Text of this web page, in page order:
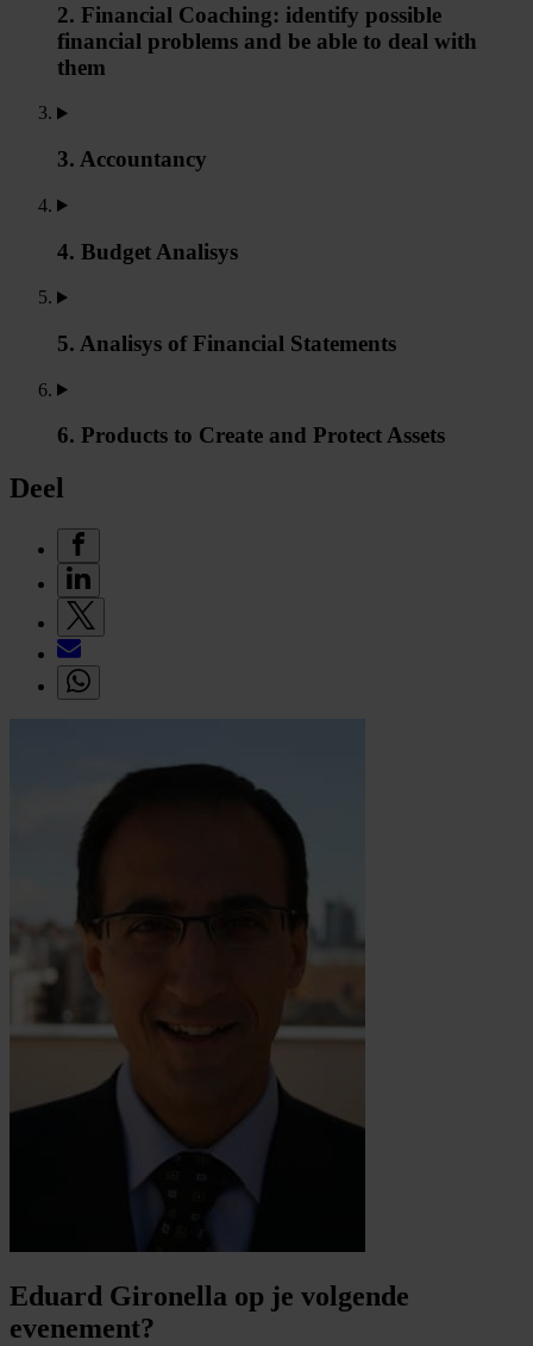
2. Financial Coaching: identify possible
financial problems and be able to deal with
them
3. Accountancy
4. Budget Analisys
5. Analisys of Financial Statements
6. Products to Create and Protect Assets
Deel
Eduard Gironella op je volgende
evenement?